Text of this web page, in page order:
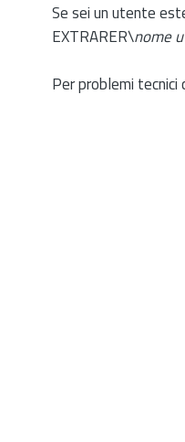
Se sei un utente
EXTRARER\nome
Per problemi tecnici